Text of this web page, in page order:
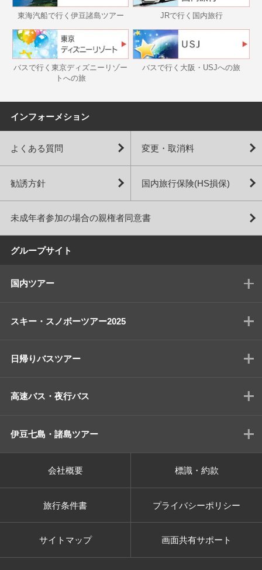
東海汽船で行く伊豆諸島ツアー JRで行く国内旅行
バスで行く東京ディズニーリゾー
トへの旅
バスで行く大阪・USJへの旅
インフォーメション
よくある質問 変更・取消料
勧誘方針 国内旅行保険(HS損保)
未成年者参加の場合の親権者同意書
グループサイト
国内ツアー
スキー・スノボーツアー2025
日帰りバスツアー
高速バス・夜行バス
伊豆七島・諸島ツアー
会社概要 標識・約款
旅行条件書 プライバシーポリシー
サイトマップ 画面共有サポート